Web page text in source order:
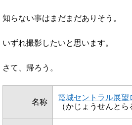
知らない事はまだまだありそう。
いずれ撮影したいと思います。
さて、帰ろう。
名称
霞城セントラル展望
（かじょうせんとら